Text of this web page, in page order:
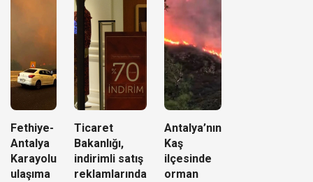
Fethiye-
Antalya
Karayolu
ulaşıma
Ticaret
Bakanlığı,
indirimli satış
reklamlarında
Antalya’nın
Kaş
ilçesinde
orman